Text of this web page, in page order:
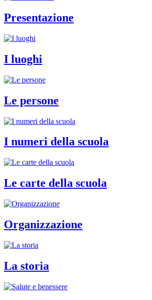
Presentazione
I luoghi
Le persone
I numeri della scuola
Le carte della scuola
Organizzazione
La storia